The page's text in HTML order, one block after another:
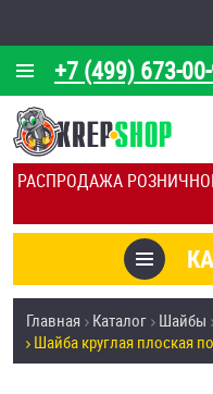
РАСПРОДАЖА
+7 (499) 673-
О КОМПАНИИ
КАЛЬКУЛЯТОР
ОТЗЫВЫ
УСЛУГИ
СКИДКИ
Товары со
Анкеры
Главная Каталог Шайбы
Шайба круглая плоская